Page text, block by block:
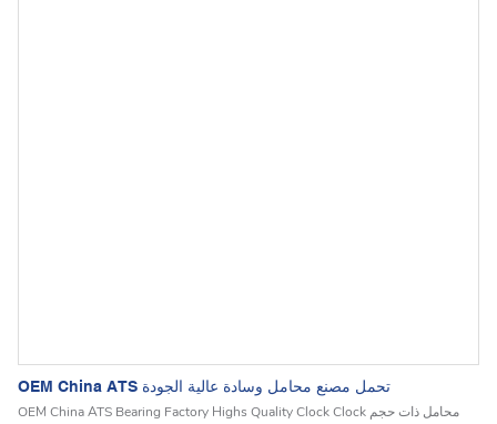
OEM China ATS تحمل مصنع محامل وسادة عالية الجودة
OEM China ATS Bearing Factory Highs Quality Clock Clock محامل ذات حجم